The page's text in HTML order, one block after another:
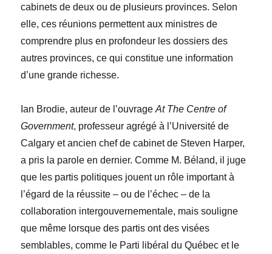
cabinets de deux ou de plusieurs provinces. Selon
elle, ces réunions permettent aux ministres de
comprendre plus en profondeur les dossiers des
autres provinces, ce qui constitue une information
d’une grande richesse.
Ian Brodie, auteur de l’ouvrageAt The Centre of
Government, professeur agrégé à l’Université de
Calgary et ancien chef de cabinet de Steven Harper,
a pris la parole en dernier. Comme M. Béland, il juge
que les partis politiques jouent un rôle important à
l’égard de la réussite – ou de l’échec – de la
collaboration intergouvernementale, mais souligne
que même lorsque des partis ont des visées
semblables, comme le Parti libéral du Québec et le